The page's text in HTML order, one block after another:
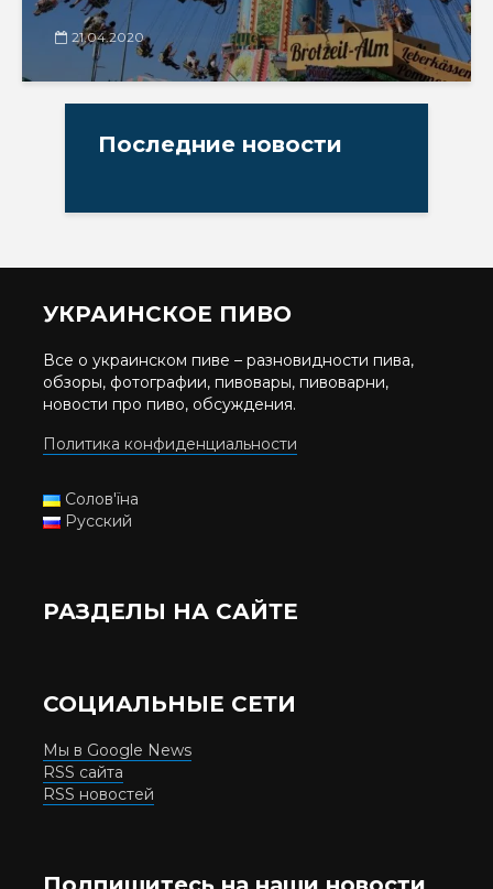
21.04.2020
Последние новости
УКРАИНСКОЕ ПИВО
Все о украинском пиве – разновидности пива,
обзоры, фотографии, пивовары, пивоварни,
новости про пиво, обсуждения.
Политика конфиденциальности
Солов'їна
Русский
РАЗДЕЛЫ НА САЙТЕ
СОЦИАЛЬНЫЕ СЕТИ
Мы в Google News
RSS сайта
RSS новостей